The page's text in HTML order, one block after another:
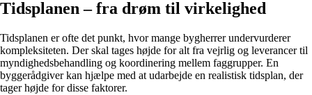
Tidsplanen – fra drøm til virkelighed
Tidsplanen er ofte det punkt, hvor mange bygherrer undervurderer
kompleksiteten. Der skal tages højde for alt fra vejrlig og leverancer til
myndighedsbehandling og koordinering mellem faggrupper. En
byggerådgiver kan hjælpe med at udarbejde en realistisk tidsplan, der
tager højde for disse faktorer.